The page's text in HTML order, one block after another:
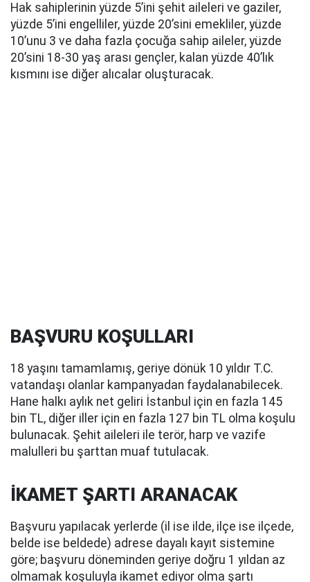
Hak sahiplerinin yüzde 5’ini şehit aileleri ve gaziler,
yüzde 5’ini engelliler, yüzde 20’sini emekliler, yüzde
10’unu 3 ve daha fazla çocuğa sahip aileler, yüzde
20’sini 18-30 yaş arası gençler, kalan yüzde 40’lık
kısmını ise diğer alıcalar oluşturacak.
BAŞVURU KOŞULLARI
18 yaşını tamamlamış, geriye dönük 10 yıldır T.C.
vatandaşı olanlar kampanyadan faydalanabilecek.
Hane halkı aylık net geliri İstanbul için en fazla 145
bin TL, diğer iller için en fazla 127 bin TL olma koşulu
bulunacak. Şehit aileleri ile terör, harp ve vazife
malulleri bu şarttan muaf tutulacak.
İKAMET ŞARTI ARANACAK
Başvuru yapılacak yerlerde (il ise ilde, ilçe ise ilçede,
belde ise beldede) adrese dayalı kayıt sistemine
göre; başvuru döneminden geriye doğru 1 yıldan az
olmamak koşuluyla ikamet ediyor olma şartı